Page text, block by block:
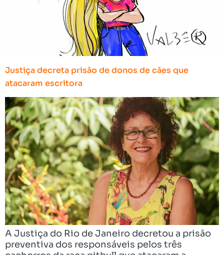
Justiça decreta prisão de donos de cães que
atacaram escritora
A Justiça do Rio de Janeiro decretou a prisão
preventiva dos responsáveis pelos três